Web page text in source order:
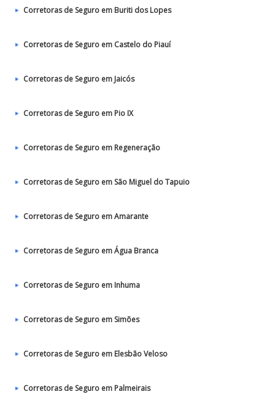
Corretoras de Seguro em Buriti dos Lopes
Corretoras de Seguro em Castelo do Piauí
Corretoras de Seguro em Jaicós
Corretoras de Seguro em Pio IX
Corretoras de Seguro em Regeneração
Corretoras de Seguro em São Miguel do Tapuio
Corretoras de Seguro em Amarante
Corretoras de Seguro em Água Branca
Corretoras de Seguro em Inhuma
Corretoras de Seguro em Simões
Corretoras de Seguro em Elesbão Veloso
Corretoras de Seguro em Palmeirais